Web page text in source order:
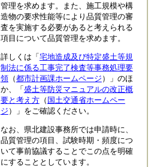
管理を求めます。また、施工規模や構
造物の要求性能等により品質管理の審
査を実施する必要があると考えられる
項目について品質管理を求めます。
詳しくは「 宅地造成及び特定盛土等規
制法に係る工事完了検査等事務処理要
領（都市計画課ホームページ ）」のほ
か、「 盛土等防災マニュアルの改正概
要と考え方（ 国土交通省ホームペー
ジ ）」をご確認ください。
なお、県北建設事務所では申請時に、
品質管理の項目、試験時期・頻度につ
いて事前協議することでこの点を明確
にすることとしています。